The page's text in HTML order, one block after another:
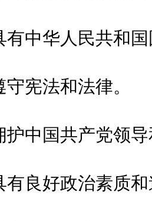
中华人民共和国
宪法和法律。
国共产党领导
良好政治素质和